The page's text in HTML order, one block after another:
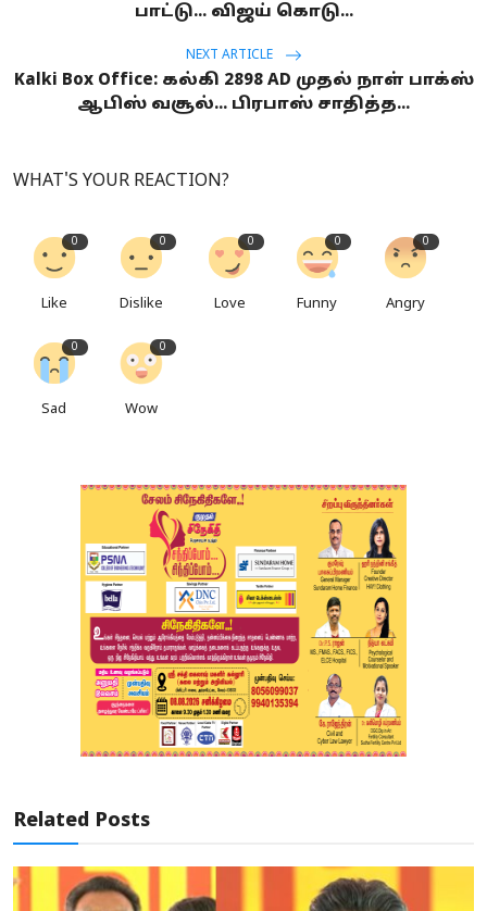
பாட்டு... விஜய் கொடு...
NEXT ARTICLE
Kalki Box Office: கல்கி 2898 AD முதல் நாள் பாக்ஸ்
ஆபிஸ் வசூல்... பிரபாஸ் சாதித்த...
WHAT'S YOUR REACTION?
0
Like
0
Dislike
0
Love
0
Funny
0
Angry
0
Sad
0
Wow
Related Posts